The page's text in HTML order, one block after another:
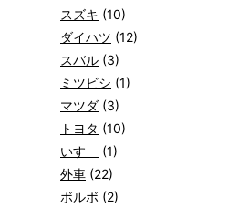
スズキ (10)
ダイハツ (12)
スバル (3)
ミツビシ (1)
マツダ (3)
トヨタ (10)
いすゞ
(1)
外車 (22)
ボルボ (2)